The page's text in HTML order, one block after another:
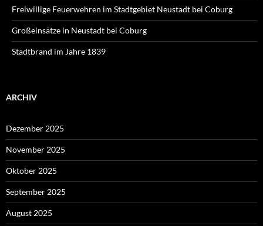
Freiwillige Feuerwehren im Stadtgebiet Neustadt bei Coburg
Großeinsätze in Neustadt bei Coburg
Stadtbrand im Jahre 1839
ARCHIV
Dezember 2025
November 2025
Oktober 2025
September 2025
August 2025